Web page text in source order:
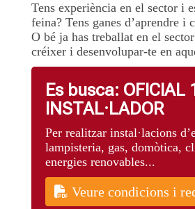
Tens experiència en el sector i
feina? Tens ganes d’aprendre i
O bé ja has treballat en el
créixer i desenvolupar-te en
Es busca: OFICIAL
INSTAL·LADOR
Per realitzar instal·lacions
lampisteria, gas, domòtica,
energies renovables...
Veure condicions i